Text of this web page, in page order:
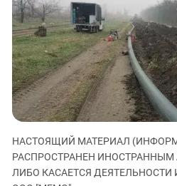
Дагестан
Ингушетия
Кабардино-Балкария
Калмыкия
Карачаево-Черкесия
Краснодарский край
Нагорный Карабах
Российская Федерация
НАСТОЯЩИЙ МАТЕРИАЛ
РАСПРОСТРАНЕН ИНОСТРАННЫМ
ЛИБО КАСАЕТСЯ ДЕЯТЕЛЬНОСТИ